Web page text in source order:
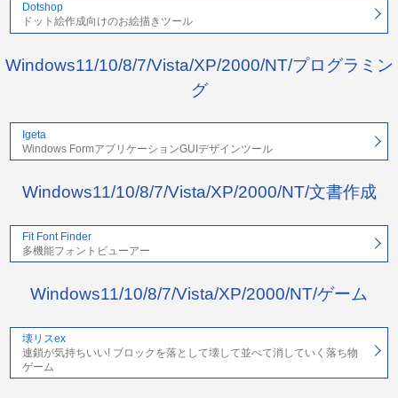
Dotshop
ドット絵作成向けのお絵描きツール
Windows11/10/8/7/Vista/XP/2000/NT/プログラミン
グ
Igeta
Windows FormアプリケーションGUIデザインツール
Windows11/10/8/7/Vista/XP/2000/NT/文書作成
Fit Font Finder
多機能フォントビューアー
Windows11/10/8/7/Vista/XP/2000/NT/ゲーム
壊リスex
連鎖が気持ちいい! ブロックを落として壊して並べて消していく落ち物
ゲーム